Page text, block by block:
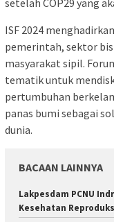
ISF 2024
pemerintah, sektor
masyarakat sipil.
tematik untuk
pertumbuhan
panas bumi sebagai
dunia.
BACAAN LAINNYA
Lakpesdam PCNU
Kesehatan